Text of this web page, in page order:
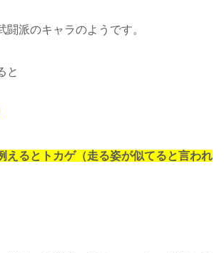
闘派のキャラのようです。
と
えるとトカゲ（走る姿が似てると言われ